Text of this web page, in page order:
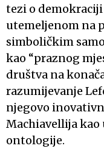
tezi o
utemeljenom na
simboličkim
kao “praznog
društva na
razumijevanje
njegovo
Machiavellija
ontologije.